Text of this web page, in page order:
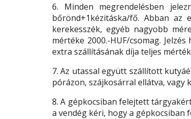
6. Minden megrendelésben
bőrönd+1kézitáska/fő. Abban az
kerekesszék, egyéb nagyobb
mértéke 2000.-HUF/csomag.
extra szállításának díja teljes
7. Az utassal együtt szállított
pórázon, szájkosárral ellátva, vagy
8. A gépkocsiban felejtett
a vendég kéri, hogy a